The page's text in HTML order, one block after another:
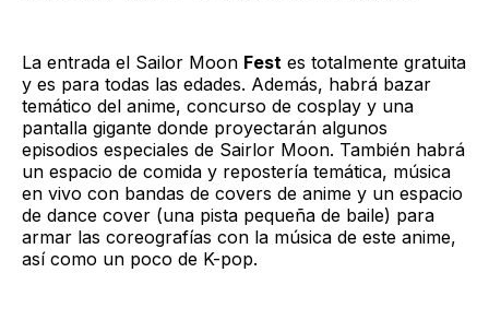
La entrada el Sailor Moon Fest es totalmente gratuita
y es para todas las edades. Además, habrá bazar
temático del anime, concurso de cosplay y una
pantalla gigante donde proyectarán algunos
episodios especiales de Sairlor Moon. También habrá
un espacio de comida y repostería temática, música
en vivo con bandas de covers de anime y un espacio
de dance cover (una pista pequeña de baile) para
armar las coreografías con la música de este anime,
así como un poco de K-pop.